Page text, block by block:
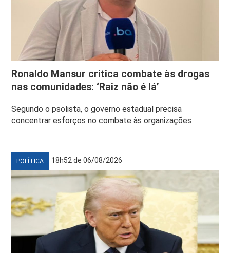
Ronaldo Mansur critica combate às drogas
nas comunidades: ‘Raiz não é lá’
Segundo o psolista, o governo estadual precisa
concentrar esforços no combate às organizações
POLÍTICA 18h52 de 06/08/2026